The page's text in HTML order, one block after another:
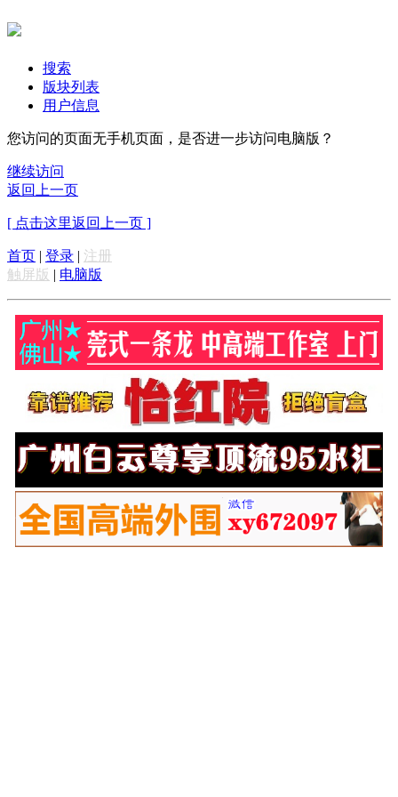
搜索
版块列表
用户信息
您访问的页面无手机页面，是否进一步访问电脑版？
继续访问
返回上一页
[ 点击这里返回上一页 ]
首页 | 登录 | 注册
触屏版 | 电脑版